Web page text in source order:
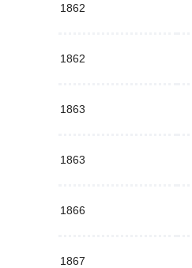
1862
1862
1863
1863
1866
1867